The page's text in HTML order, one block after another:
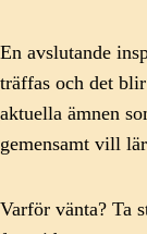
En avslutande
träffas och det
aktuella ämnen
gemensamt vill
Varför vänta? Ta